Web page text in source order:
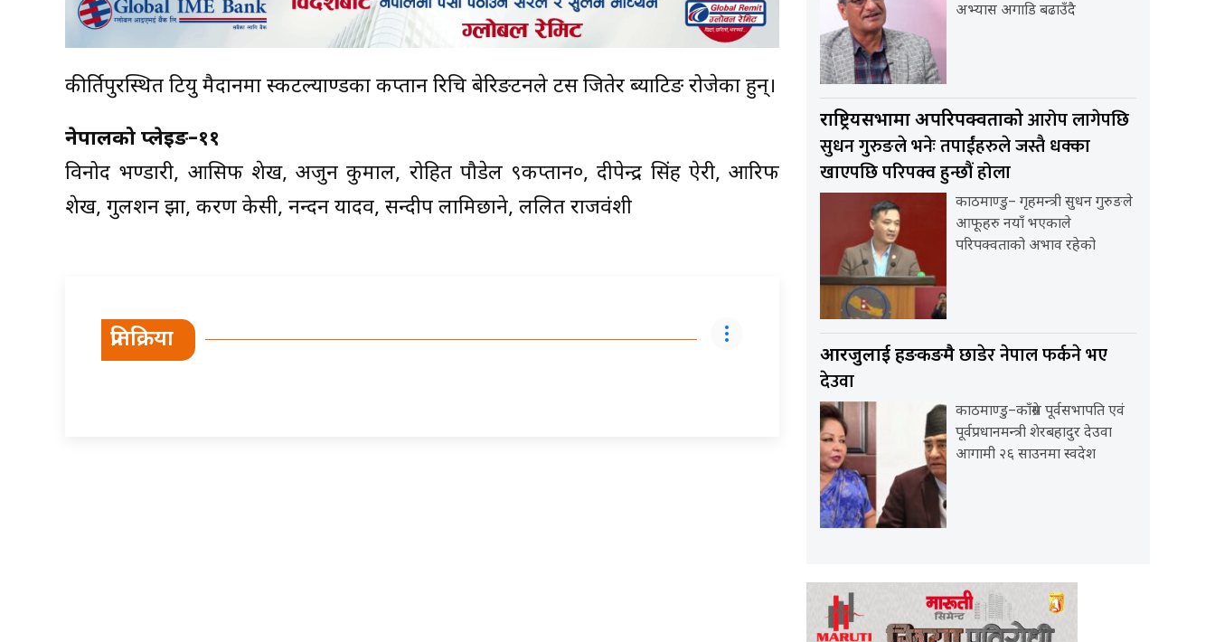
कीर्तिपुरस्थित टियु मैदानमा स्कटल्याण्डका कप्तान रिचि बेरिङटनले टस जितेर ब्याटिङ रोजेका हुन्।
नेपालको प्लेइङ–११
विनोद भण्डारी, आसिफ शेख, अर्जुन कुमाल, रोहित पौडेल ९कप्तान०, दीपेन्द्र सिंह ऐरी, आरिफ
शेख, गुलशन झा, करण केसी, नन्दन यादव, सन्दीप लामिछाने, ललित राजवंशी
प्रतिक्रिया
अभ्यास अगाडि बढाउँदै
राष्ट्रियसभामा अपरिपक्वताकोआरोप लागेपछि
सुधन गुरुङले भनेः तपाईंहरुले जस्तै धक्का
खाएपछि परिपक्व हुन्छौं होला
काठमाण्डु– गृहमन्त्री सुधन गुरुङले
आफूहरु नयाँ भएकाले
परिपक्वताको अभाव रहेको
आरजुलाई हङकङमैछाडेर नेपाल फर्कने भए
देउवा
काठमाण्डु–काँग्रेस पूर्वसभापति एवं
पूर्वप्रधानमन्त्री शेरबहादुर देउवा
आगामी २६ साउनमा स्वदेश